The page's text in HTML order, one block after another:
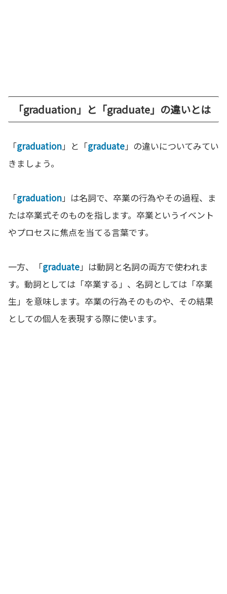
「graduation」と「graduate」の違いとは
「graduation」と「graduate」の違いについてみてい
きましょう。
「graduation」は名詞で、卒業の行為やその過程、ま
たは卒業式そのものを指します。卒業というイベント
やプロセスに焦点を当てる言葉です。
一方、「graduate」は動詞と名詞の両方で使われま
す。動詞としては「卒業する」、名詞としては「卒業
生」を意味します。卒業の行為そのものや、その結果
としての個人を表現する際に使います。